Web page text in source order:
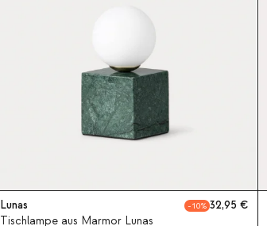
Lunas 10
32,95
Tischlampe aus Marmor Lunas